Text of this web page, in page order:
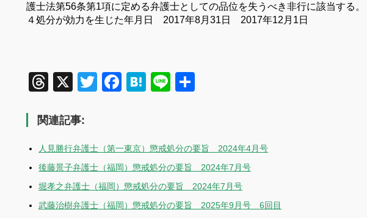
護士法第56条第1項に定める弁護士としての品位を失うべき非行に該当する。
４処分が効力を生じた年月日 2017年8月31日 2017年12月1日
Threads
X TwitterFacebook
Hatena
Line
関連記事:
人見勝行弁護士（第一東京）懲戒処分の要旨 2024年4月号
後藤景子弁護士（福岡）懲戒処分の要旨 2024年7月号
堀孝之弁護士（福岡）懲戒処分の要旨 2024年7月号
武藤治樹弁護士（福岡）懲戒処分の要旨 2025年9月号 6回目